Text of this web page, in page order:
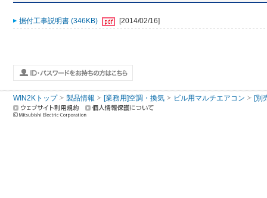
据付工事説明書 (346KB) [2014/02/16]
WIN2Kトップ 製品情報 [業務用]空調・換気 ビル用マルチエアコン [別